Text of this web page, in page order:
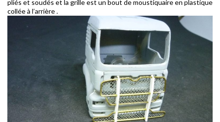
pliés et soudés et la grille est un bout de moustiquaire en plastique
collée à l’arrière .